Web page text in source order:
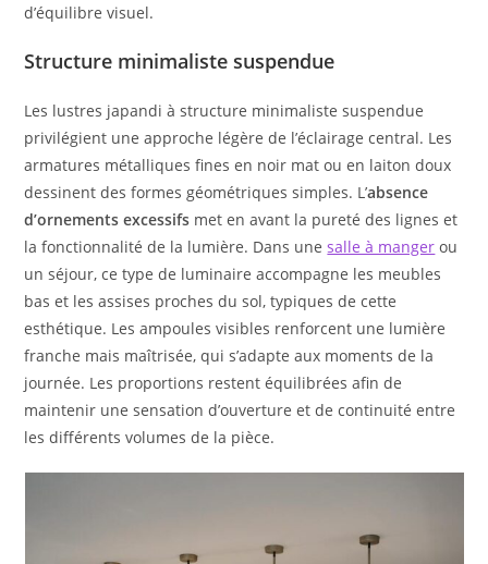
d’équilibre visuel.
Structure minimaliste suspendue
Les lustres japandi à structure minimaliste suspendue
privilégient une approche légère de l’éclairage central. Les
armatures métalliques fines en noir mat ou en laiton doux
dessinent des formes géométriques simples. L’absence
d’ornements excessifs met en avant la pureté des lignes et
la fonctionnalité de la lumière. Dans unesalle à manger ou
un séjour, ce type de luminaire accompagne les meubles
bas et les assises proches du sol, typiques de cette
esthétique. Les ampoules visibles renforcent une lumière
franche mais maîtrisée, qui s’adapte aux moments de la
journée. Les proportions restent équilibrées afin de
maintenir une sensation d’ouverture et de continuité entre
les différents volumes de la pièce.